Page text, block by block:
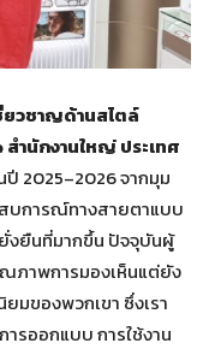
ยวชาญด้านสไตล์
ำนักงานใหญ่ ประเทศ
ปี 2025–2026 จากมุม
บการณ์ทางสายตาแบบ
งยืนที่มากขึ้น ปัจจุบันผู้
ภาพการมองเห็นแต่ยัง
มของพวกเขา ซึ่งเรา
รออกแบบ การใช้งาน